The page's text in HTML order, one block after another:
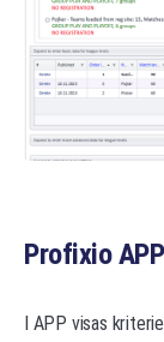
Profixio
I APP visas